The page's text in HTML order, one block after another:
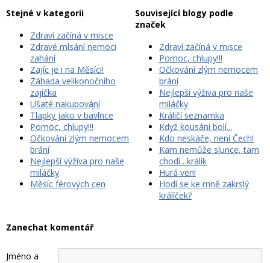
Stejné v kategorii
Zdraví začíná v misce
Zdravé mlsání nemoci
zahání
Zajíc je i na Měsíci!
Záhada velikonočního
zajíčka
Ušaté nakupování
Tlapky jako v bavlnce
Pomoc, chlupy!!!
Očkování zlým nemocem
brání
Nejlepší výživa pro naše
miláčky
Měsíc férových cen
Související blogy podle
značek
Zdraví začíná v misce
Pomoc, chlupy!!!
Očkování zlým nemocem
brání
Nejlepší výživa pro naše
miláčky
Králičí seznamka
Když kousání bolí...
Kdo neskáče, není Čech!
Kam nemůže slunce, tam
chodí…králík
Hurá ven!
Hodí se ke mně zakrslý
králíček?
Zanechat komentář
Jméno a